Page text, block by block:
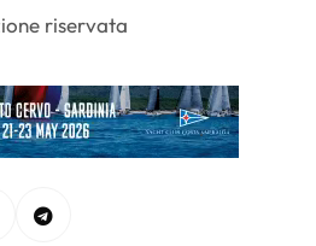
riservata